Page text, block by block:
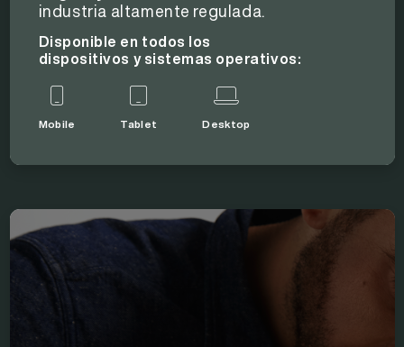
industria altamente regulada.
Disponible en todos los
dispositivos y sistemas operativos:
Mobile Tablet Desktop